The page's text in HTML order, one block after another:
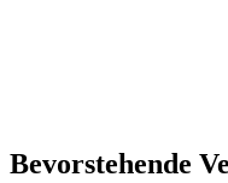
Bevorstehende